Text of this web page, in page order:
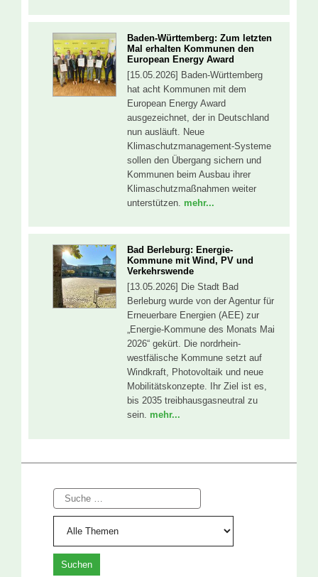
Baden-Württemberg: Zum letzten
Mal erhalten Kommunen den
European Energy Award
[15.05.2026] Baden-Württemberg
hat acht Kommunen mit dem
European Energy Award
ausgezeichnet, der in Deutschland
nun ausläuft. Neue
Klimaschutzmanagement-Systeme
sollen den Übergang sichern und
Kommunen beim Ausbau ihrer
Klimaschutzmaßnahmen weiter
unterstützen. mehr...
Bad Berleburg: Energie-
Kommune mit Wind, PV und
Verkehrswende
[13.05.2026] Die Stadt Bad
Berleburg wurde von der Agentur für
Erneuerbare Energien (AEE) zur
„Energie-Kommune des Monats Mai
2026“ gekürt. Die nordrhein-
westfälische Kommune setzt auf
Windkraft, Photovoltaik und neue
Mobilitätskonzepte. Ihr Ziel ist es,
bis 2035 treibhausgasneutral zu
sein. mehr...
Suche